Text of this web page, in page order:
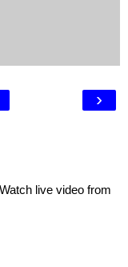
›
live video from